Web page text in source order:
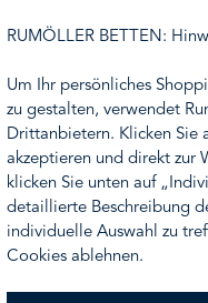
Tradition mit
oder Ihre
. Wir unterbreiten
Gewebe
RUMÖLLER BETTEN:
Um Ihr persönliches
zu gestalten, verwendet
Drittanbietern. Klicken Sie
akzeptieren und direkt zur
klicken Sie unten auf
detaillierte Beschreibung
individuelle Auswahl zu
Cookies ablehnen.